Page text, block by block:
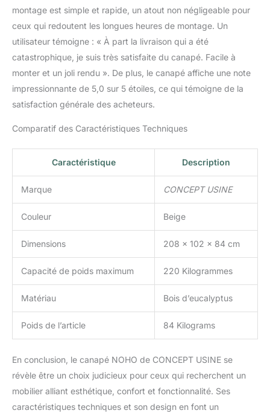
compléter votre salon
fonctionnalité.
montage est simple et rapide, un atout non négligeable pour
ceux qui redoutent les longues heures de montage. Un
utilisateur témoigne : « À part la livraison qui a été
catastrophique, je suis très satisfaite du canapé. Facile à
monter et un joli rendu ». De plus, le canapé affiche une note
impressionnante de 5,0 sur 5 étoiles, ce qui témoigne de la
satisfaction générale des acheteurs.
Comparatif des Caractéristiques Techniques
Caractéristique Description
Marque CONCEPT USINE
Couleur Beige
Dimensions 208 x 102 x 84 cm
Capacité de poids maximum 220 Kilogrammes
Matériau Bois d’eucalyptus
Poids de l’article 84 Kilograms
En conclusion, le canapé NOHO de CONCEPT USINE se
révèle être un choix judicieux pour ceux qui recherchent un
mobilier alliant esthétique, confort et fonctionnalité. Ses
caractéristiques techniques et son design en font un